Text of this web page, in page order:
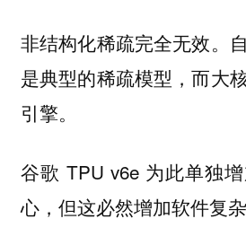
非结构化稀疏完全无效。
是典型的稀疏模型，而大
引擎。
谷歌 TPU v6e 为此单独
心，但这必然增加软件复